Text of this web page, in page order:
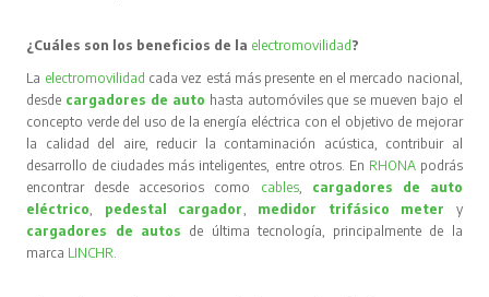
¿Cuáles son los beneficios de la electromovilidad?
La electromovilidad cada vez está más presente en el mercado nacional,
desde cargadores de auto hasta automóviles que se mueven bajo el
concepto verde del uso de la energía eléctrica con el objetivo de mejorar
la calidad del aire, reducir la contaminación acústica, contribuir al
desarrollo de ciudades más inteligentes, entre otros. En RHONA podrás
encontrar desde accesorios como cables, cargadores de auto
eléctrico
pedestal cargador medidor trifásico meter
y
cargadores de autos de última tecnología, principalmente de la
marca LINCHR